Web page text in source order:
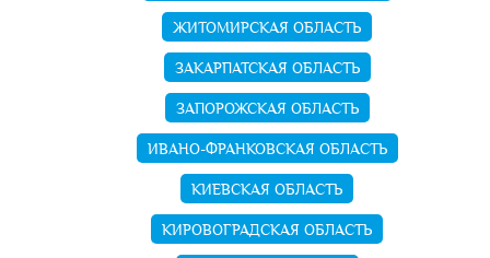
ЖИТОМИРСКАЯ ОБЛАСТЬ
ЗАКАРПАТСКАЯ ОБЛАСТЬ
ЗАПОРОЖСКАЯ ОБЛАСТЬ
ИВАНО-ФРАНКОВСКАЯ ОБЛАСТЬ
КИЕВСКАЯ ОБЛАСТЬ
КИРОВОГРАДСКАЯ ОБЛАСТЬ